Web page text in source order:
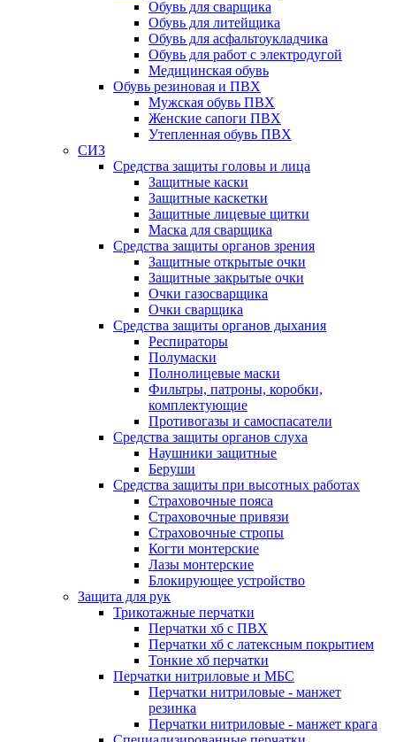
Обувь для сварщика
Обувь для литейщика
Обувь для асфальтоукладчика
Обувь для работ с электродугой
Медицинская обувь
Обувь резиновая и ПВХ
Мужская обувь ПВХ
Женские сапоги ПВХ
Утепленная обувь ПВХ
СИЗ
Средства защиты головы и лица
Защитные каски
Защитные каскетки
Защитные лицевые щитки
Маска для сварщика
Средства защиты органов зрения
Защитные открытые очки
Защитные закрытые очки
Очки газосварщика
Очки сварщика
Средства защиты органов дыхания
Респираторы
Полумаски
Полнолицевые маски
Фильтры, патроны, коробки,
комплектующие
Противогазы и самоспасатели
Средства защиты органов слуха
Наушники защитные
Беруши
Средства защиты при высотных работах
Страховочные пояса
Страховочные привязи
Страховочные стропы
Когти монтерские
Лазы монтерские
Блокирующее устройство
Защита для рук
Трикотажные перчатки
Перчатки хб с ПВХ
Перчатки хб с латексным покрытием
Тонкие хб перчатки
Перчатки нитриловые и МБС
Перчатки нитриловые - манжет
резинка
Перчатки нитриловые - манжет крага